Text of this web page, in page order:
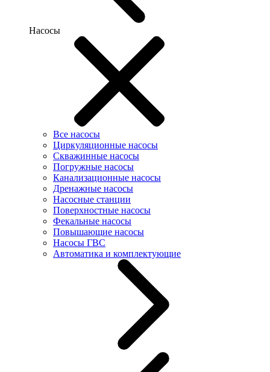
Насосы
Все насосы
Циркуляционные насосы
Скважинные насосы
Погружные насосы
Канализационные насосы
Дренажные насосы
Насосные станции
Поверхностные насосы
Фекальные насосы
Повышающие насосы
Насосы ГВС
Автоматика и комплектующие